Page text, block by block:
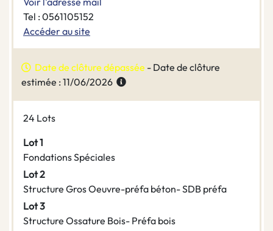
Tel : 0561105152
Accéder au site
Date de clôture dépassée - Date de clôture
estimée : 11/06/2026
24 Lots
Lot 1
Fondations Spéciales
Lot 2
Structure Gros Oeuvre-préfa béton- SDB préfa
Lot 3
Structure Ossature Bois- Préfa bois